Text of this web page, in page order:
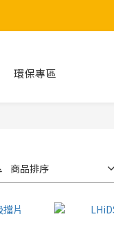
環保專區
商品排序